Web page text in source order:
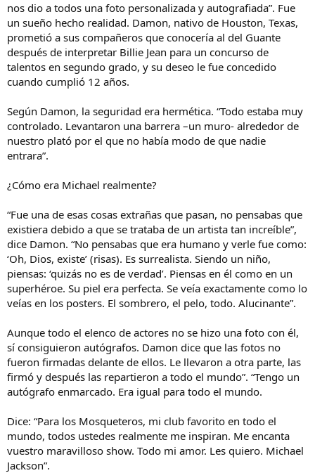
nos dio a todos una foto personalizada y autografiada”. Fue
un sueño hecho realidad. Damon, nativo de Houston, Texas,
prometió a sus compañeros que conocería al del Guante
después de interpretar Billie Jean para un concurso de
talentos en segundo grado, y su deseo le fue concedido
cuando cumplió 12 años.
Según Damon, la seguridad era hermética. “Todo estaba muy
controlado. Levantaron una barrera –un muro- alrededor de
nuestro plató por el que no había modo de que nadie
entrara”.
¿Cómo era Michael realmente?
“Fue una de esas cosas extrañas que pasan, no pensabas que
existiera debido a que se trataba de un artista tan increíble”,
dice Damon. “No pensabas que era humano y verle fue como:
‘Oh, Dios, existe’ (risas). Es surrealista. Siendo un niño,
piensas: ‘quizás no es de verdad’. Piensas en él como en un
superhéroe. Su piel era perfecta. Se veía exactamente como lo
veías en los posters. El sombrero, el pelo, todo. Alucinante”.
Aunque todo el elenco de actores no se hizo una foto con él,
sí consiguieron autógrafos. Damon dice que las fotos no
fueron firmadas delante de ellos. Le llevaron a otra parte, las
firmó y después las repartieron a todo el mundo”. “Tengo un
autógrafo enmarcado. Era igual para todo el mundo.
Dice: “Para los Mosqueteros, mi club favorito en todo el
mundo, todos ustedes realmente me inspiran. Me encanta
vuestro maravilloso show. Todo mi amor. Les quiero. Michael
Jackson”.